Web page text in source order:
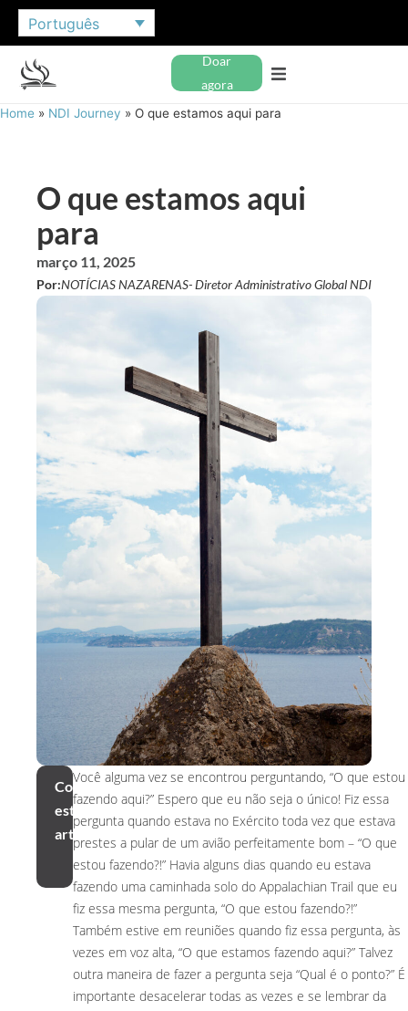
Português
Doar
agora
Home » NDI Journey » O que estamos aqui para
O que estamos aqui
para
março 11, 2025
Por:NOTÍCIAS NAZARENAS- Diretor Administrativo Global NDI
Compartilhar
este
artigo
Você alguma vez se encontrou perguntando, “O que estou
fazendo aqui?” Espero que eu não seja o único! Fiz essa
pergunta quando estava no Exército toda vez que estava
prestes a pular de um avião perfeitamente bom – “O que
estou fazendo?!” Havia alguns dias quando eu estava
fazendo uma caminhada solo do Appalachian Trail que eu
fiz essa mesma pergunta, “O que estou fazendo?!”
Também estive em reuniões quando fiz essa pergunta, às
vezes em voz alta, “O que estamos fazendo aqui?” Talvez
outra maneira de fazer a pergunta seja “Qual é o ponto?” É
importante desacelerar todas as vezes e se lembrar da